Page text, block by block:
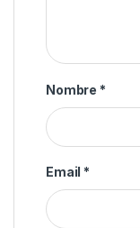
Nombre *
Email *